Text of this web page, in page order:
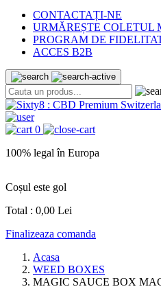
CONTACTAȚI-NE
URMĂREȘTE COLETUL
PROGRAM DE
ACCES B2B
0
100% legal în Europa
Coșul este gol
Total : 0,00 Lei
Finalizeaza comanda
Acasa
WEED BOXES
MAGIC SAUCE BOX